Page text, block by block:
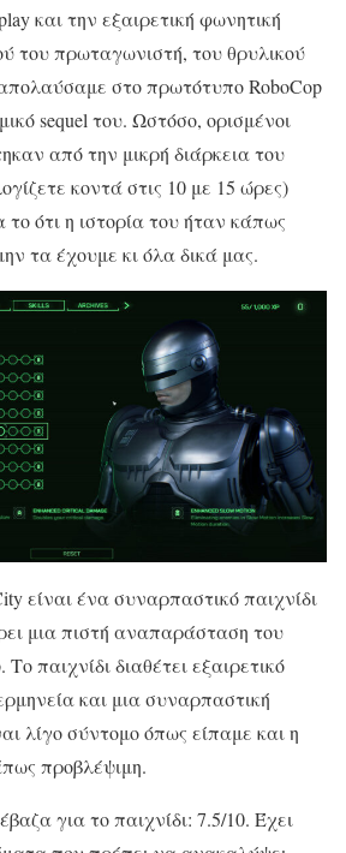
και την εξαιρετική φωνητική
του πρωταγωνιστή, του θρυλικού
στο πρωτότυπο RoboCop
sequel του. Ωστόσο, ορισμένοι
από την μικρή διάρκεια του
κοντά στις 10 με 15 ώρες)
το ότι η ιστορία του ήταν κάπως
τα έχουμε κι όλα δικά μας.
είναι ένα συναρπαστικό παιχνίδι
μια πιστή αναπαράσταση του
παιχνίδι διαθέτει εξαιρετικό
και μια συναρπαστική
λίγο σύντομο όπως είπαμε και η
προβλέψιμη.
για το παιχνίδι: 7.5/10. Έχει